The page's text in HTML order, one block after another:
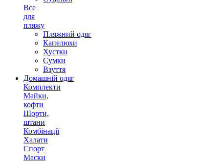
Все
для
пляжу
Пляжний одяг
Капелюхи
Хустки
Сумки
Взуття
Домашній одяг
Комплекти
Майки,
кофти
Шорти,
штани
Комбінації
Халати
Спорт
Маски